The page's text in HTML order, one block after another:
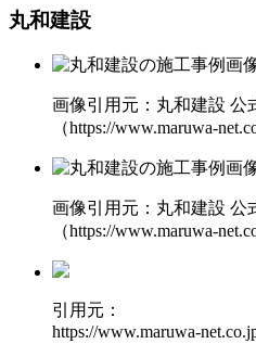
丸和建設
画像引用元：丸和建設 公
（https://www.maruwa-
画像引用元：丸和建設 公
（https://www.maruwa-
引用元：
https://www.maruwa-